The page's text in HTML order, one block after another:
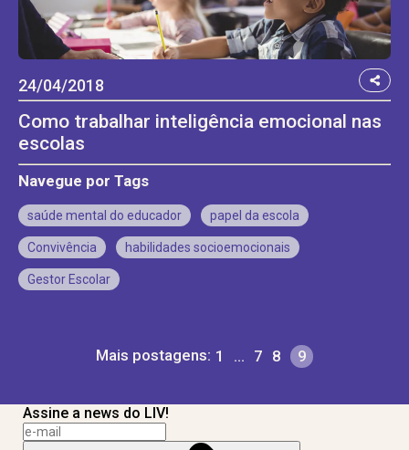
24/04/2018
Como trabalhar inteligência emocional nas
escolas
Navegue por Tags
saúde mental do educador papel da escola
Convivência habilidades socioemocionais
Gestor Escolar
Mais postagens: 1 … 7 8 9
Assine a news do LIV!